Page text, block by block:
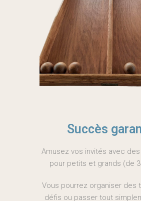
Succès
Amusez vos invités avec
pour petits et grands (de 3
Vous pourrez organiser des
défis ou passer tout